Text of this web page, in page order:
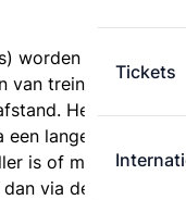
Tickets
worden
van treintickets
Het is
langere route,
is of met minder
via de kortste